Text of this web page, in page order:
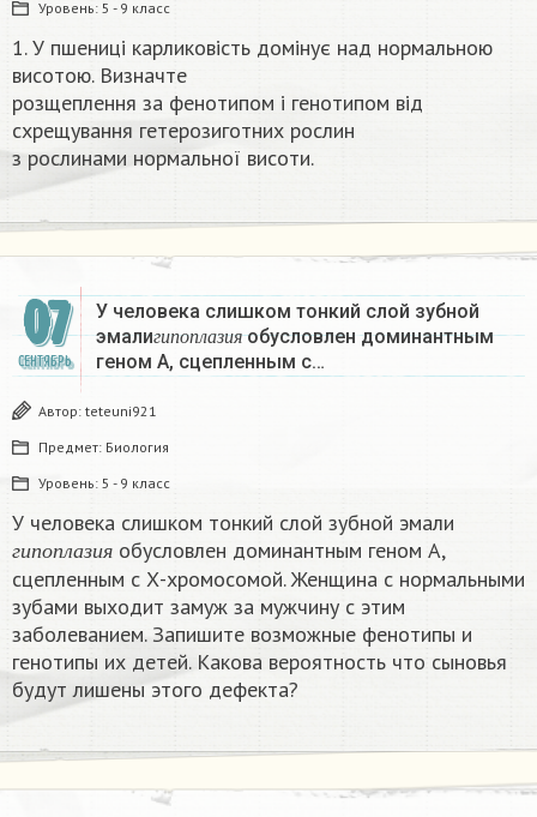
Уровень: 5 - 9 класс
1. У пшениці карликовість домінує над нормальною
висотою. Визначте
розщеплення за фенотипом і генотипом від
схрещування гетерозиготних рослин
з рослинами нормальної висоти.​
07
СЕНТЯБРЬ
У человека слишком тонкий слой зубной
эмали г и п о пл а з ия
гипо плазия
обусловлен доминантным
геном А, сцепленным с…
Автор: teteuni921
Предмет: Биология
Уровень: 5 - 9 класс
У человека слишком тонкий слой зубной эмали
г и п о пл а з ия
г ипоплазия
обусловлен доминантным геном А,
сцепленным с Х-хромосомой. Женщина с нормальными
зубами выходит замуж за мужчину с этим
заболеванием. Запишите возможные фенотипы и
генотипы их детей. Какова вероятность что сыновья
будут лишены этого дефекта? ​